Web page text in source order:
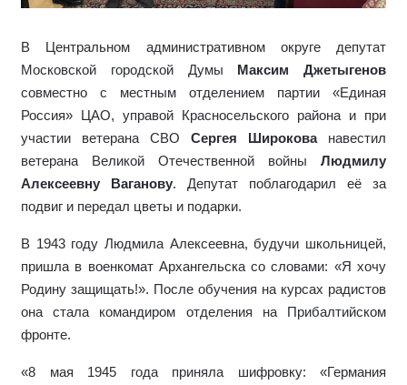
В Центральном административном округе депутат
Московской городской Думы
Максим Джетыгенов
совместно с местным отделением партии «Единая
Россия» ЦАО, управой Красносельского района и при
участии ветерана СВО Сергея Широкованавестил
ветерана Великой Отечественной войны Людмилу
Алексеевну Ваганову. Депутат поблагодарил её за
подвиг и передал цветы и подарки.
В 1943 году Людмила Алексеевна, будучи школьницей,
пришла в военкомат Архангельска со словами: «Я хочу
Родину защищать!». После обучения на курсах радистов
она стала командиром отделения на Прибалтийском
фронте.
«8 мая 1945 года приняла шифровку: «Германия